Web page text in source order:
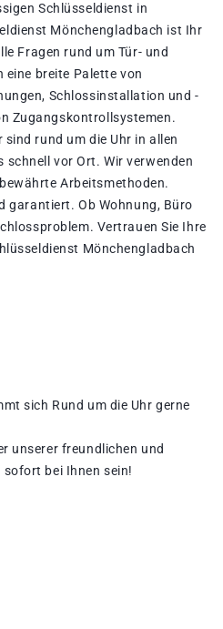
Schlüsseldienst in
Mönchengladbach ist Ihr
Fragen rund um Tür- und
eine breite Palette von
Schlossinstallation und -
Zugangskontrollsystemen.
sind rund um die Uhr in allen
schnell vor Ort. Wir verwenden
Arbeitsmethoden.
garantiert. Ob Wohnung, Büro
Vertrauen Sie Ihre
Mönchengladbach
sich Rund um die Uhr gerne
unserer freundlichen und
bei Ihnen sein!